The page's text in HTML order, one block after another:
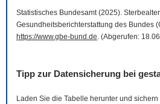
Statistisches Bundesamt (2025).
Gesundheitsberichterstattung des Bundes
https://www.gbe-bund.de. (Abgerufen:
Tipp zur Datensicherung bei
Laden Sie die Tabelle herunter und